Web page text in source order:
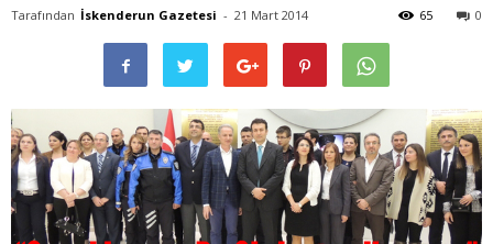
Tarafından İskenderun Gazetesi - 21 Mart 2014 0
65